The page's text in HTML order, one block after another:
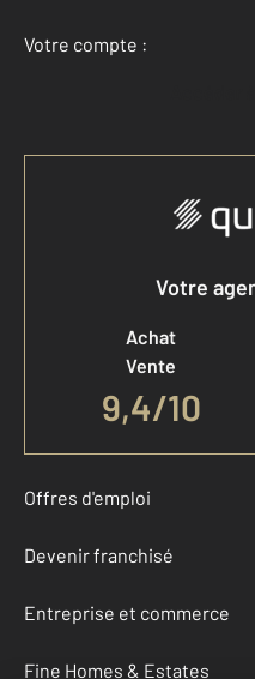
Votre compte :
Votre
Achat
Vente
9,4/10
Offres d'emploi
Devenir franchisé
Entreprise et commerce
Fine Homes & Estates